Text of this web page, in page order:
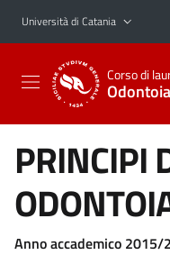
Vai al contenuto principale
Vai al menu di navigazione
Università di Catania
Corso di
PRINCIPI
Anno accademico 2015/